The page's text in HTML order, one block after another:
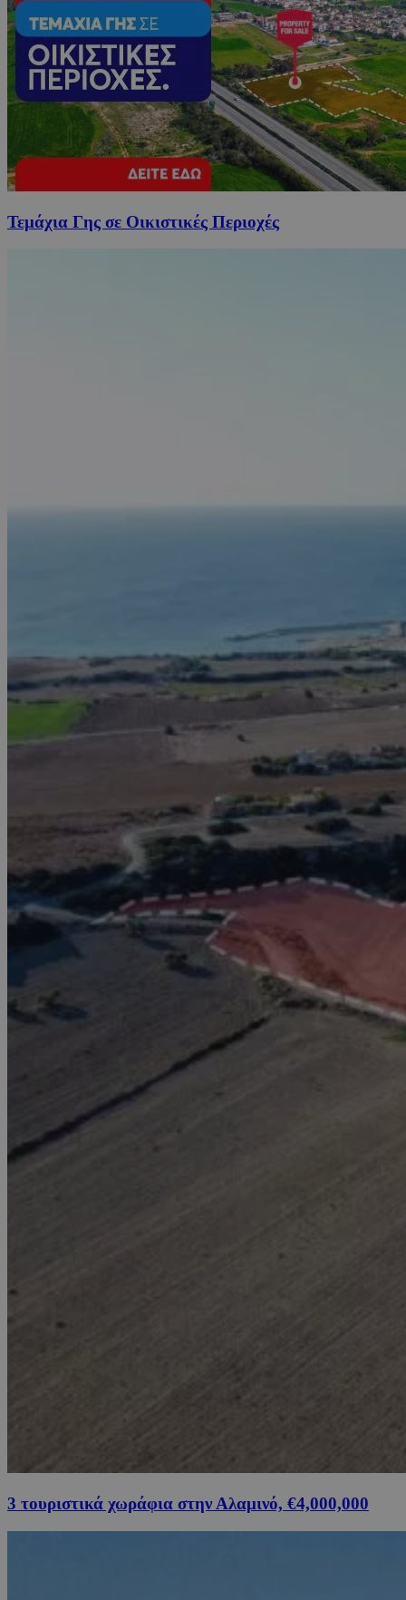
Τεμάχια Γης σε Οικιστικές Περιοχές
3 τουριστικά χωράφια στην Αλαμινό, €4,000,000